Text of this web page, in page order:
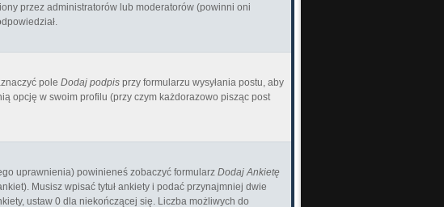
przez administratorów lub moderatorów (powinni oni
pole Dodaj podpis przy formularzu wysyłania postu, aby
opcję w swoim profilu (przy czym każdorazowo pisząc post
uprawnienia) powinieneś zobaczyć formularz Dodaj Ankietę
Musisz wpisać tytuł ankiety i podać przynajmniej dwie
ustaw 0 dla niekończącej się. Liczba możliwych do